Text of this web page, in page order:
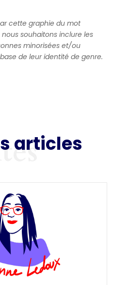
cette graphie du mot
nous souhaitons inclure les
minorisées et/ou
de leur identité de genre.
articles